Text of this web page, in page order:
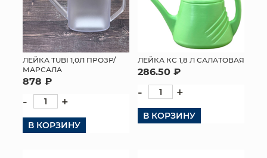
ЛЕЙКА TUBI 1,0Л ПРОЗР/
МАРСАЛА
878 ₽
- +
В КОРЗИНУ
ЛЕЙКА КС 1,8 Л САЛАТОВАЯ
286.50 ₽
- +
В КОРЗИНУ